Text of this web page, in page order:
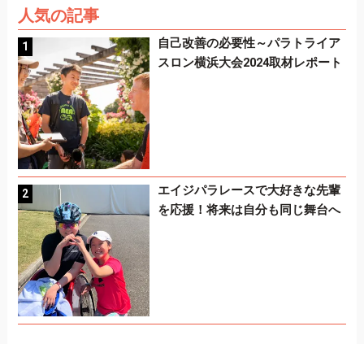
人気の記事
自己改善の必要性～パラトライア
スロン横浜大会2024取材レポート
エイジパラレースで大好きな先輩
を応援！将来は自分も同じ舞台へ